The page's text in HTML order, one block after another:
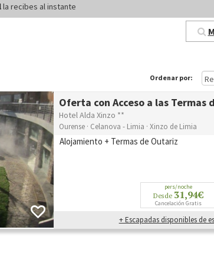
la recibes al instante
Ordenar por:
Oferta con Acceso a las Termas
Hotel Alda Xinzo **
Ourense · Celanova - Limia · Xinzo de Limia
Alojamiento + Termas de Outariz
pers/noche
Desde 31,94€
Cancelación Gratis
+ Escapadas disponibles de